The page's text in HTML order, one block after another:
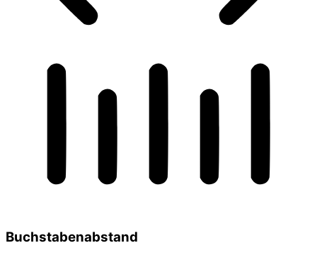
Buchstabenabstand